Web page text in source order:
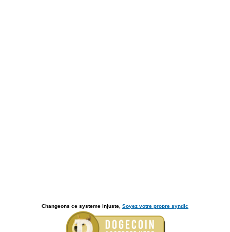
Changeons ce systeme injuste, Soyez votre propre syndic